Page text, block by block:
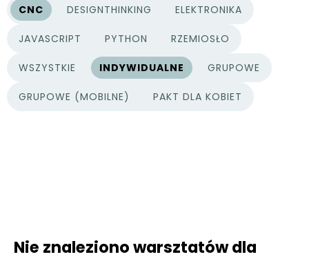
CNC DESIGNTHINKING ELEKTRONIKA
JAVASCRIPT PYTHON RZEMIOSŁO
WSZYSTKIE
TYPY PROJEKTÓW
INDYWIDUALNE GRUPOWE
GRUPOWE (MOBILNE) PAKT DLA KOBIET
Nie znaleziono warsztatów dla